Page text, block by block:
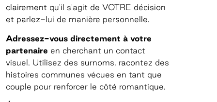
clairement qu'il s'agit de VOTRE décision
et parlez-lui de manière personnelle.
Adressez-vous directement à votre
partenaire en cherchant un contact
visuel. Utilisez des surnoms, racontez des
histoires communes vécues en tant que
couple pour renforcer le côté romantique.